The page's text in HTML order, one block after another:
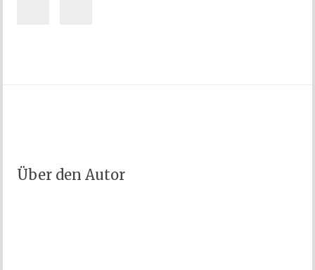
Über den Autor